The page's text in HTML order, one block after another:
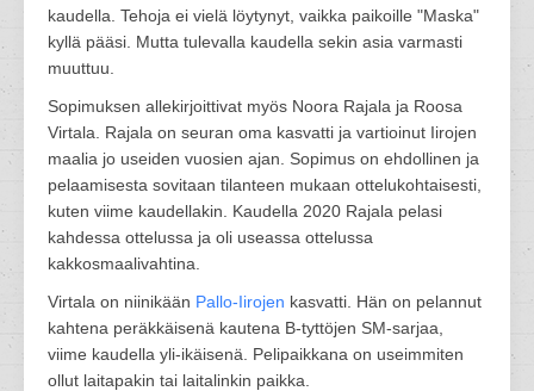
kaudella. Tehoja ei vielä löytynyt, vaikka paikoille "Maska"
kyllä pääsi. Mutta tulevalla kaudella sekin asia varmasti
muuttuu.
Sopimuksen allekirjoittivat myös Noora Rajala ja Roosa
Virtala. Rajala on seuran oma kasvatti ja vartioinut Iirojen
maalia jo useiden vuosien ajan. Sopimus on ehdollinen ja
pelaamisesta sovitaan tilanteen mukaan ottelukohtaisesti,
kuten viime kaudellakin. Kaudella 2020 Rajala pelasi
kahdessa ottelussa ja oli useassa ottelussa
kakkosmaalivahtina.
Virtala on niinikään Pallo-Iirojen kasvatti. Hän on pelannut
kahtena peräkkäisenä kautena B-tyttöjen SM-sarjaa,
viime kaudella yli-ikäisenä. Pelipaikkana on useimmiten
ollut laitapakin tai laitalinkin paikka.